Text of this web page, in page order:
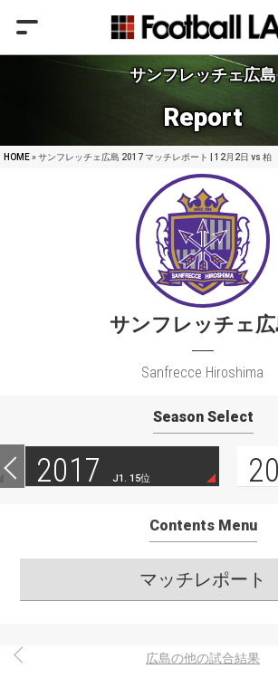
サンフレッチェ広島
Report
HOME» サンフレッチェ広島 2017 マッチレポート | 12月2日 vs 柏
サンフレッチェ
Sanfrecce Hiroshima
Season Select
2017 J1. 15位
Contents Menu
マッチレポート
広島の他の試合結果